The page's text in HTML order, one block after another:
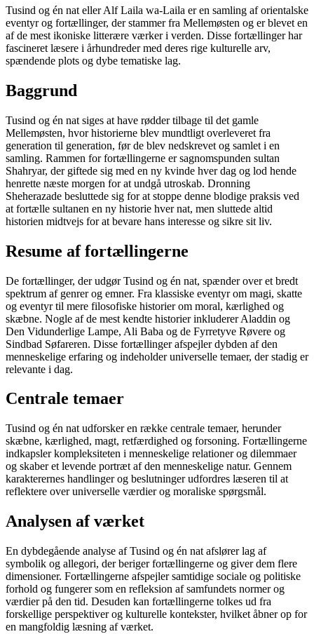
Tusind og én nat eller Alf Laila wa-Laila er en samling af orientalske
eventyr og fortællinger, der stammer fra Mellemøsten og er blevet en
af de mest ikoniske litterære værker i verden. Disse fortællinger har
fascineret læsere i århundreder med deres rige kulturelle arv,
spændende plots og dybe tematiske lag.
Baggrund
Tusind og én nat siges at have rødder tilbage til det gamle
Mellemøsten, hvor historierne blev mundtligt overleveret fra
generation til generation, før de blev nedskrevet og samlet i en
samling. Rammen for fortællingerne er sagnomspunden sultan
Shahryar, der giftede sig med en ny kvinde hver dag og lod hende
henrette næste morgen for at undgå utroskab. Dronning
Sheherazade besluttede sig for at stoppe denne blodige praksis ved
at fortælle sultanen en ny historie hver nat, men sluttede altid
historien midtvejs for at bevare hans interesse og sikre sit liv.
Resume af fortællingerne
De fortællinger, der udgør Tusind og én nat, spænder over et bredt
spektrum af genrer og emner. Fra klassiske eventyr om magi, skatte
og eventyr til mere filosofiske historier om moral, kærlighed og
skæbne. Nogle af de mest kendte historier inkluderer Aladdin og
Den Vidunderlige Lampe, Ali Baba og de Fyrretyve Røvere og
Sindbad Søfareren. Disse fortællinger afspejler dybden af den
menneskelige erfaring og indeholder universelle temaer, der stadig er
relevante i dag.
Centrale temaer
Tusind og én nat udforsker en række centrale temaer, herunder
skæbne, kærlighed, magt, retfærdighed og forsoning. Fortællingerne
indkapsler kompleksiteten i menneskelige relationer og dilemmaer
og skaber et levende portræt af den menneskelige natur. Gennem
karakterernes handlinger og beslutninger udfordres læseren til at
reflektere over universelle værdier og moraliske spørgsmål.
Analysen af værket
En dybdegående analyse af Tusind og én nat afslører lag af
symbolik og allegori, der beriger fortællingerne og giver dem flere
dimensioner. Fortællingerne afspejler samtidige sociale og politiske
forhold og fungerer som en refleksion af samfundets normer og
værdier på den tid. Desuden kan fortællingerne tolkes ud fra
forskellige perspektiver og kulturelle kontekster, hvilket åbner op for
en mangfoldig læsning af værket.